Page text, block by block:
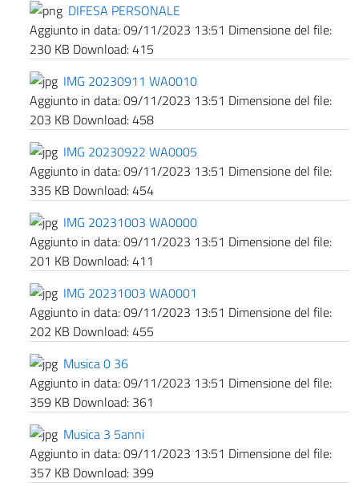
DIFESA PERSONALE
Aggiunto in data:09/11/2023 13:51 Dimensione del file:
230 KB Download:415
IMG 20230911 WA0010
Aggiunto in data:09/11/2023 13:51 Dimensione del file:
203 KB Download:458
IMG 20230922 WA0005
Aggiunto in data:09/11/2023 13:51 Dimensione del file:
335 KB Download:454
IMG 20231003 WA0000
Aggiunto in data:09/11/2023 13:51 Dimensione del file:
201 KB Download:411
IMG 20231003 WA0001
Aggiunto in data:09/11/2023 13:51 Dimensione del file:
202 KB Download:455
Musica 0 36
Aggiunto in data:09/11/2023 13:51 Dimensione del file:
359 KB Download: 361
Musica 3 5anni
Aggiunto in data:09/11/2023 13:51 Dimensione del file:
357 KB Download: 399